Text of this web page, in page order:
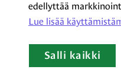
edellyttää
Lue lisää
Salli kaikki